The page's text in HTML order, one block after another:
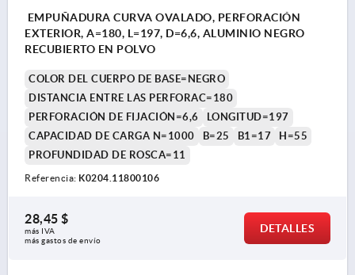
EMPUÑADURA CURVA OVALADO, PERFORACIÓN
EXTERIOR, A=180, L=197, D=6,6, ALUMINIO NEGRO
RECUBIERTO EN POLVO
COLOR DEL CUERPO DE BASE=NEGRO
DISTANCIA ENTRE LAS PERFORAC=180
PERFORACIÓN DE FIJACIÓN=6,6
LONGITUD=197
CAPACIDAD DE CARGA N=1000
B=25 B1=17
H=55
PROFUNDIDAD DE ROSCA=11
Referencia: K0204.11800106
28,45 $
más IVA
más gastos de envío
DETALLES